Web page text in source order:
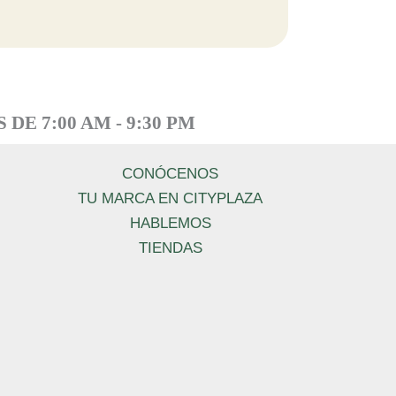
DE 7:00 AM - 9:30 PM
CONÓCENOS
TU MARCA EN CITYPLAZA
HABLEMOS
TIENDAS